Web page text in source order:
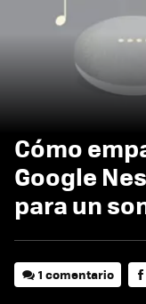
Cómo
Google
para un
1 comentario